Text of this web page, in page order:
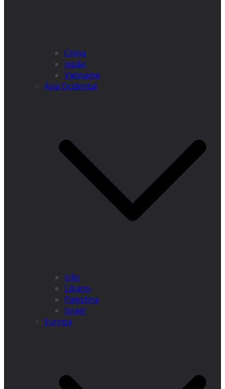
China
Japão
Vietname
Ásia Ocidental
Irão
Líbano
Palestina
Israel
Europa